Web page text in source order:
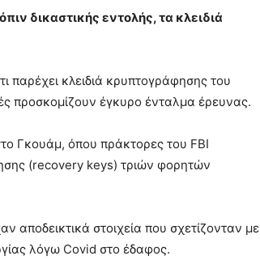
δικαστικής εντολής, τα κλειδιά
παρέχει κλειδιά κρυπτογράφησης του
προσκομίζουν έγκυρο ένταλμα έρευνας.
Γκουάμ, όπου πράκτορες του FBI
(recovery keys) τριών φορητών
αποδεικτικά στοιχεία που σχετίζονταν με
λόγω Covid στο έδαφος.